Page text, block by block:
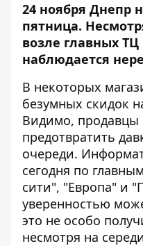
24 ноября Днепр
пятница.
возле главных ТЦ
наблюдается
В некоторых
безумных скидок
Видимо, продавцы
предотвратить
очереди.
сегодня по
сити", "Европа" и
уверенностью
это не особо
несмотря на